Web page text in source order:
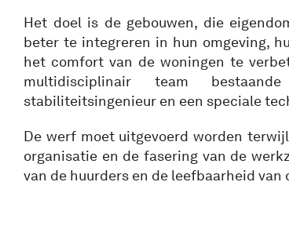
Het doel is de gebouwen, die
beter te integreren in hun omgeving,
het comfort van de woningen te
multidisciplinair team
stabiliteitsingenieur en een speciale
De werf moet uitgevoerd worden
organisatie en de fasering van de
van de huurders en de leefbaarheid van